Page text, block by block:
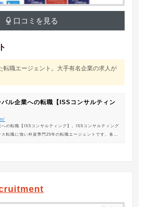
口コミを見る
転職エージェント。大手有名企業の求人が
ル企業への転職【ISSコンサルティン
の転職【ISSコンサルティング】。ISSコンサルティング
転職に強い外資専門25年の転職エージェントです。各業